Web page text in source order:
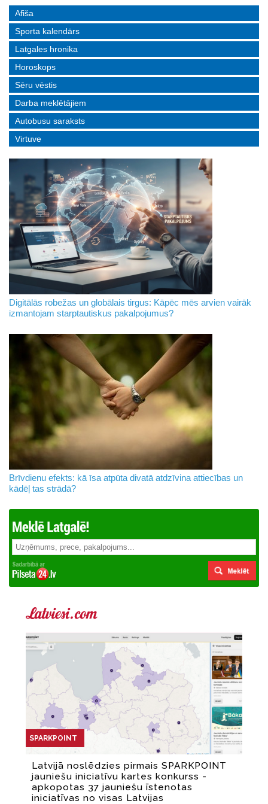
Afiša
Sporta kalendārs
Latgales hronika
Horoskops
Sēru vēstis
Darba meklētājiem
Autobusu saraksts
Virtuve
Digitālās robežas un globālais tirgus: Kāpēc mēs arvien vairāk
izmantojam starptautiskus pakalpojumus?
Brīvdienu efekts: kā īsa atpūta divatā atdzīvina attiecības un
kādēļ tas strādā?